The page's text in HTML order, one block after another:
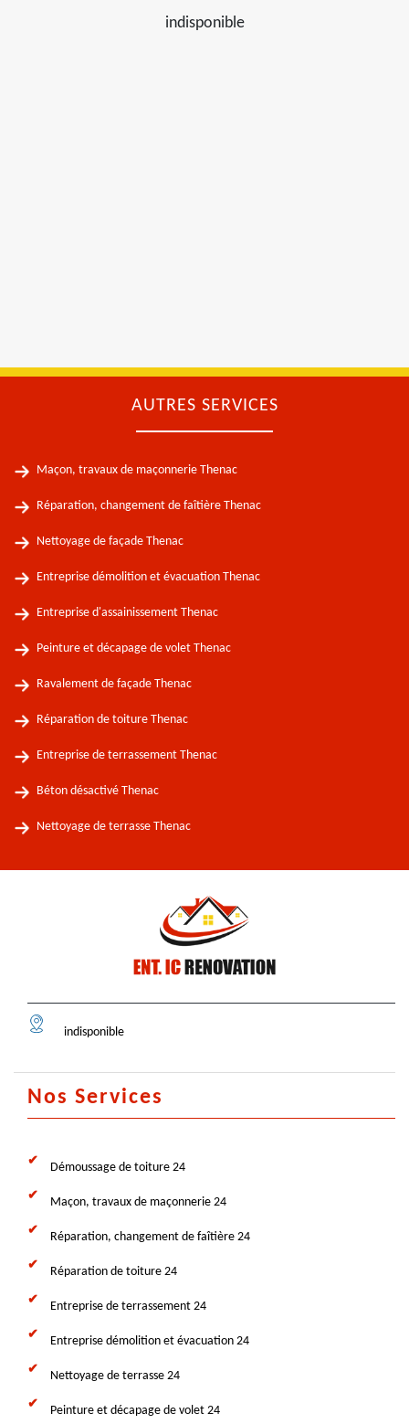
indisponible
AUTRES SERVICES
Maçon, travaux de maçonnerie Thenac
Réparation, changement de faîtière Thenac
Nettoyage de façade Thenac
Entreprise démolition et évacuation Thenac
Entreprise d'assainissement Thenac
Peinture et décapage de volet Thenac
Ravalement de façade Thenac
Réparation de toiture Thenac
Entreprise de terrassement Thenac
Béton désactivé Thenac
Nettoyage de terrasse Thenac
indisponible
Nos Services
Démoussage de toiture 24
Maçon, travaux de maçonnerie 24
Réparation, changement de faîtière 24
Réparation de toiture 24
Entreprise de terrassement 24
Entreprise démolition et évacuation 24
Nettoyage de terrasse 24
Peinture et décapage de volet 24